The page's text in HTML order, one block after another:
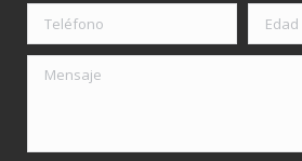
new
window
new
window
new
window